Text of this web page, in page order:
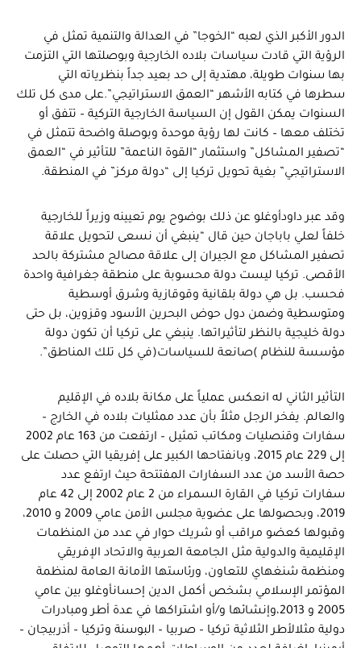
الدور الأكبر الذي لعبه “الخوجا” في العدالة والتنمية تمثل في
الرؤية التي قادت سياسات بلاده الخارجية وبوصلتها التي التزمت
بها سنوات طويلة، مهتدية إلى حد بعيد جداً بنظرياته التي
سطرها في كتابه الأشهر “العمق الاستراتيجي”.على مدى كل تلك
السنوات يمكن القول إن السياسة الخارجية التركية – تتفق أو
تختلف معها – كانت لها رؤية موحدة وبوصلة واضحة تتمثل في
“تصفير المشاكل” واستثمار “القوة الناعمة” للتأثير في “العمق
الاستراتيجي” بغية تحويل تركيا إلى “دولة مركز” في المنطقة.
وقد عبر داودأوغلو عن ذلك بوضوح يوم تعيينه وزيراً للخارجية
خلفاً لعلي باباجان حين قال “ينبغي أن نسعى لتحويل علاقة
تصفير المشاكل مع الجيران إلى علاقة مصالح مشتركة بالحد
الأقصى. تركيا ليست دولة محسوبة على منطقة جغرافية واحدة
فحسب. بل هي دولة بلقانية وقوقازية وشرق أوسطية
ومتوسطية وضمن دول حوض البحرين الأسود وقزوين، بل حتى
دولة خليجية بالنظر لتأثيراتها. ينبغي على تركيا أن تكون دولة
مؤسسة للنظام )صانعة للسياسات(في كل تلك المناطق”.
التأثير الثاني له انعكس عملياً على مكانة بلاده في الإقليم
والعالم. يفخر الرجل مثلاً بأن عدد ممثليات بلاده في الخارج –
سفارات وقنصليات ومكاتب تمثيل – ارتفعت من 163 عام 2002
إلى 229 عام 2015، وبانفتاحها الكبير على إفريقيا التي حصلت على
حصة الأسد من عدد السفارات المفتتحة حيث ارتفع عدد
سفارات تركيا في القارة السمراء من 2 عام 2002 إلى 42 عام
2019، وبحصولها على عضوية مجلس الأمن عامي 2009 و 2010،
وقبولها كعضو مراقب أو شريك حوار في عدد من المنظمات
الإقليمية والدولية مثل الجامعة العربية والاتحاد الإفريقي
ومنظمة شنغهاي للتعاون، ورئاستها الأمانة العامة لمنظمة
المؤتمر الإسلامي بشخص أكمل الدين إحسانأوغلو بين عامي
2005 و 2013،وإنشائها و/أو اشتراكها في عدة أطر ومبادرات
دولية مثلالأطر الثلاثية تركيا – صربيا – البوسنة وتركيا – أذربيجان –